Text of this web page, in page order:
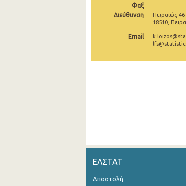
2o Τρίμηνο 2018
4o Τρίμηνο 2017
1o Τρίμηνο 2016
Φαξ
Διεύθυνση
Πειραιώς
18510,
Email
ΕΛΣΤΑΤ
Αποστολή